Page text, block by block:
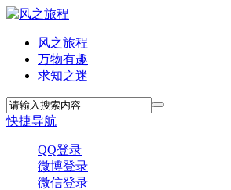
风之旅程
万物有趣
求知之迷
快捷导航
QQ登录
微博登录
微信登录